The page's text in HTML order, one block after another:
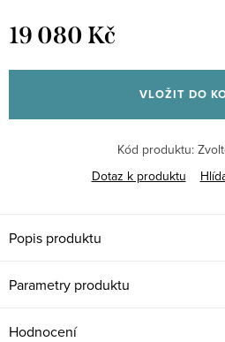
19 080 Kč
cena:
VLOŽIT DO
Kód produktu:
Dotaz k produktu
Popis produktu
Parametry produktu
Hodnocení